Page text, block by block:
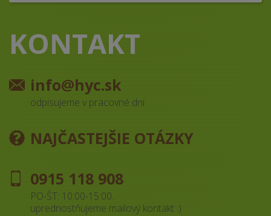
KONTAKT
info@hyc.sk
odpisujeme v pracovné dni
NAJČASTEJŠIE OTÁZKY
0915 118 908
PO-ŠT: 10:00-15:00.
uprednostňujeme mailový kontakt :)